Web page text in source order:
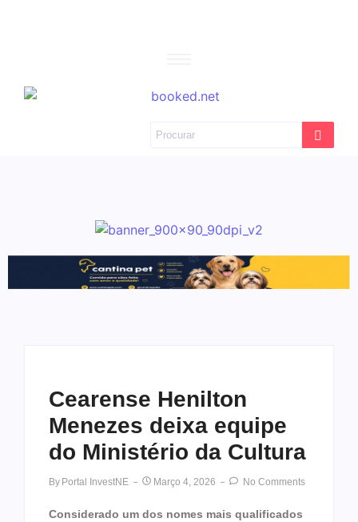
Cearense Henilton
Menezes deixa equipe
do Ministério da Cultura
By Portal InvestNE Março 4, 2026 No Comments
Considerado um dos nomes mais qualificados